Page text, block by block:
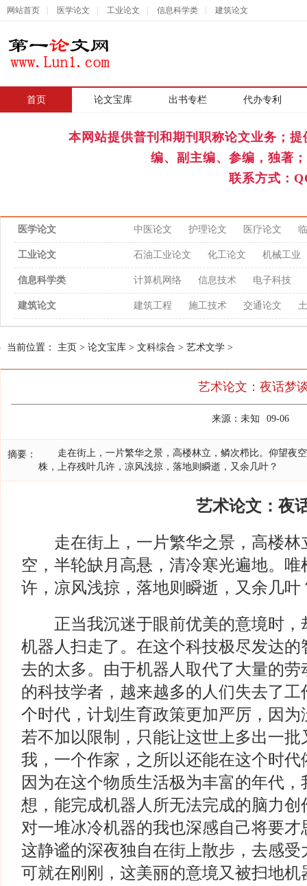
网站首页 医学论文 工业论文 信息科学类 建筑论文
首页 论文宝库 出书专栏 代办专利
本网站提供普刊和期刊职称论文业务；
编、副主编、参编，独著
联系方式：
医学论文 中医论文 护理论文 医疗论文
工业论文 石油工业论文 化工论文 机械工业
信息科学类 计算机网络 信息技术 电子科技
建筑论文 建筑工程 施工技术 交通论文
当前位置： 主页 > 论文宝库 > 文科综合 > 艺术文学 >
艺术论文：夜话梦
来源：未知 09-06
摘要：
走在街上，一片繁华之景，高楼林立，鳞次栉比。仰望夜
株，上存残叶几许，凉风浅掠，落地则瞬逝，又余几叶？
艺术论文：夜
走在街上，一片繁华之景，高楼林
空，半轮缺月高悬，清冷寒光遍地。
许，凉风浅掠，落地则瞬逝，又余几叶
正当我沉迷于眼前优美的意境时，
机器人扫走了。在这个科技极尽发达
去的太多。由于机器人取代了大量的
的科技学者，越来越多的人们失去了
个时代，计划生育政策更加严厉，因
若不加以限制，只能让这世上多出一
我，一个作家，之所以还能在这个时
因为在这个物质生活极为丰富的年代
想，能完成机器人所无法完成的脑力
对一堆冰冷机器的我也深感自己将要
这静谧的深夜独自在街上散步，去感
可就在刚刚，这美丽的意境又被扫地